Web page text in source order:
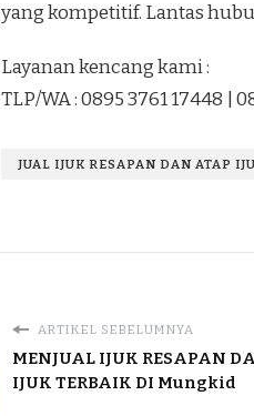
yang kompetitif. Lantas
Layanan kencang kami :
TLP/WA : 0895 3761 17448 |
JUAL IJUK RESAPAN DAN ATAP
ARTIKEL SEBELUMNYA
MENJUAL IJUK RESAPAN
IJUK TERBAIK DI Mungkid